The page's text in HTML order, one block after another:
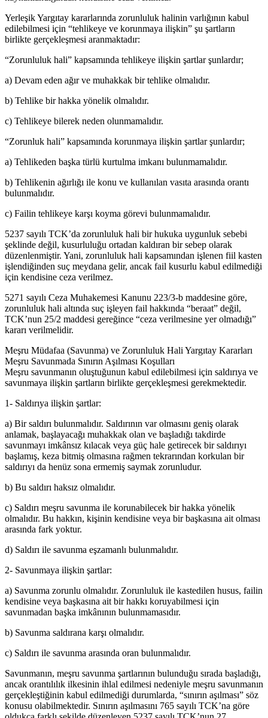
Yerleşik Yargıtay kararlarında zorunluluk halinin varlığının kabul
edilebilmesi için “tehlikeye ve korunmaya ilişkin” şu şartların
birlikte gerçekleşmesi aranmaktadır:
“Zorunluluk hali” kapsamında tehlikeye ilişkin şartlar şunlardır;
a) Devam eden ağır ve muhakkak bir tehlike olmalıdır.
b) Tehlike bir hakka yönelik olmalıdır.
c) Tehlikeye bilerek neden olunmamalıdır.
“Zorunluk hali” kapsamında korunmaya ilişkin şartlar şunlardır;
a) Tehlikeden başka türlü kurtulma imkanı bulunmamalıdır.
b) Tehlikenin ağırlığı ile konu ve kullanılan vasıta arasında orantı
bulunmalıdır.
c) Failin tehlikeye karşı koyma görevi bulunmamalıdır.
5237 sayılı TCK’da zorunluluk hali bir hukuka uygunluk sebebi
şeklinde değil, kusurluluğu ortadan kaldıran bir sebep olarak
düzenlenmiştir. Yani, zorunluluk hali kapsamından işlenen fiil kasten
işlendiğinden suç meydana gelir, ancak fail kusurlu kabul edilmediği
için kendisine ceza verilmez.
5271 sayılı Ceza Muhakemesi Kanunu 223/3-b maddesine göre,
zorunluluk hali altında suç işleyen fail hakkında “beraat” değil,
TCK’nun 25/2 maddesi gereğince “ceza verilmesine yer olmadığı”
kararı verilmelidir.
Meşru Müdafaa (Savunma) ve Zorunluluk Hali Yargıtay Kararları
Meşru Savunmada Sınırın Aşılması Koşulları
Meşru savunmanın oluştuğunun kabul edilebilmesi için saldırıya ve
savunmaya ilişkin şartların birlikte gerçekleşmesi gerekmektedir.
1- Saldırıya ilişkin şartlar:
a) Bir saldırı bulunmalıdır. Saldırının var olmasını geniş olarak
anlamak, başlayacağı muhakkak olan ve başladığı takdirde
savunmayı imkânsız kılacak veya güç hale getirecek bir saldırıyı
başlamış, keza bitmiş olmasına rağmen tekrarından korkulan bir
saldırıyı da henüz sona ermemiş saymak zorunludur.
b) Bu saldırı haksız olmalıdır.
c) Saldırı meşru savunma ile korunabilecek bir hakka yönelik
olmalıdır. Bu hakkın, kişinin kendisine veya bir başkasına ait olması
arasında fark yoktur.
d) Saldırı ile savunma eşzamanlı bulunmalıdır.
2- Savunmaya ilişkin şartlar:
a) Savunma zorunlu olmalıdır. Zorunluluk ile kastedilen husus, failin
kendisine veya başkasına ait bir hakkı koruyabilmesi için
savunmadan başka imkânının bulunmamasıdır.
b) Savunma saldırana karşı olmalıdır.
c) Saldırı ile savunma arasında oran bulunmalıdır.
Savunmanın, meşru savunma şartlarının bulunduğu sırada başladığı,
ancak orantılılık ilkesinin ihlal edilmesi nedeniyle meşru savunmanın
gerçekleştiğinin kabul edilmediği durumlarda, “sınırın aşılması” söz
konusu olabilmektedir. Sınırın aşılmasını 765 sayılı TCK’na göre